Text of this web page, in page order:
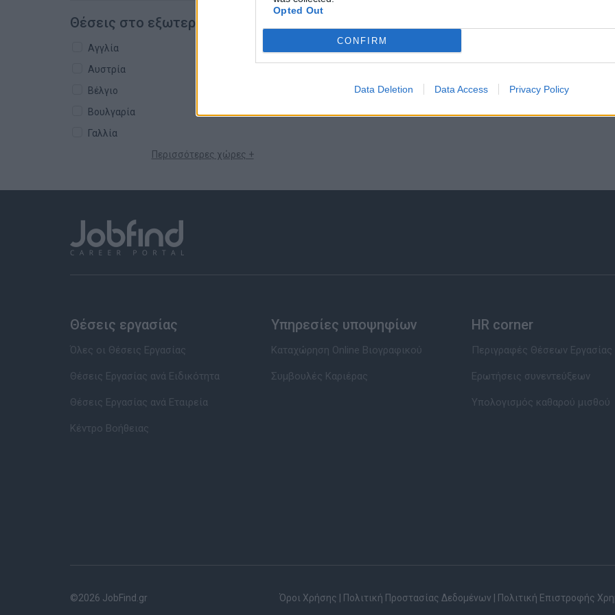
Opted Out
CONFIRM
Data Deletion Data Access Privacy Policy
Θέσεις στο εξωτερικό
Αγγλία
Αυστρία
Βέλγιο
Βουλγαρία
Γαλλία
Περισσότερες χώρες +
Θέσεις εργασίας
Όλες οι Θέσεις Εργασίας
Θέσεις Εργασίας ανά Ειδικότητα
Θέσεις Εργασίας ανά Εταιρεία
Κέντρο Βοήθειας
Υπηρεσίες υποψηφίων
Καταχώρηση Online Βιογραφικού
Συμβουλές Καριέρας
HR corner
Περιγραφές Θέσεων Εργασίας
Ερωτήσεις συνεντεύξεων
Υπολογισμός καθαρού μισθού
©2026 JobFind.gr Όροι Χρήσης Πολιτική Προστασίας Δεδομένων Πολιτική Επιστροφής